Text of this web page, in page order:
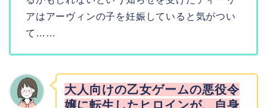
アはアーヴィンの子を妊娠していると気がつい
て……
大人向けの乙女ゲームの悪役令
嬢に転生したヒロインが、自身
novel